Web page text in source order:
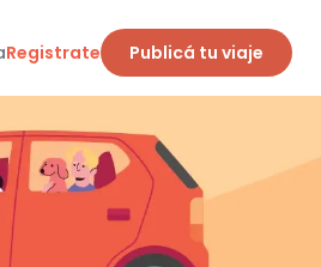
Registrate Publicá tu viaje